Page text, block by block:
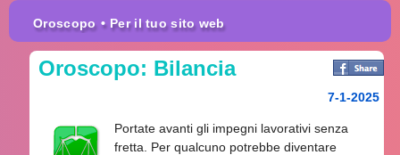
Oroscopo • Per il tuo sito web
Oroscopo: Bilancia
7-1-2025
Portate avanti gli impegni lavorativi senza
fretta. Per qualcuno potrebbe diventare